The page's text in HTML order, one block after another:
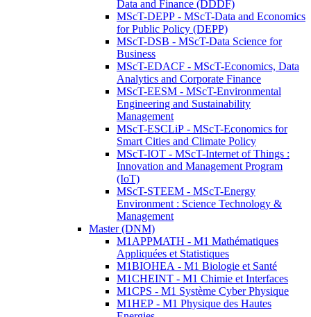
Data and Finance (DDDF)
MScT-DEPP - MScT-Data and Economics
for Public Policy (DEPP)
MScT-DSB - MScT-Data Science for
Business
MScT-EDACF - MScT-Economics, Data
Analytics and Corporate Finance
MScT-EESM - MScT-Environmental
Engineering and Sustainability
Management
MScT-ESCLiP - MScT-Economics for
Smart Cities and Climate Policy
MScT-IOT - MScT-Internet of Things :
Innovation and Management Program
(IoT)
MScT-STEEM - MScT-Energy
Environment : Science Technology &
Management
Master (DNM)
M1APPMATH - M1 Mathématiques
Appliquées et Statistiques
M1BIOHEA - M1 Biologie et Santé
M1CHEINT - M1 Chimie et Interfaces
M1CPS - M1 Système Cyber Physique
M1HEP - M1 Physique des Hautes